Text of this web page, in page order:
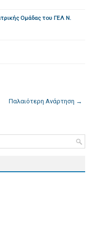
Ομάδας του ΓΕΛ Ν.
Παλαιότερη Ανάρτηση →